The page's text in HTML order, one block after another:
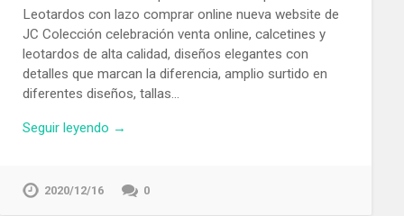
Leotardos con lazo comprar online nueva website de
JC Colección celebración venta online, calcetines y
leotardos de alta calidad, diseños elegantes con
detalles que marcan la diferencia, amplio surtido en
diferentes diseños, tallas…
Seguir leyendo →
2020/12/16 0